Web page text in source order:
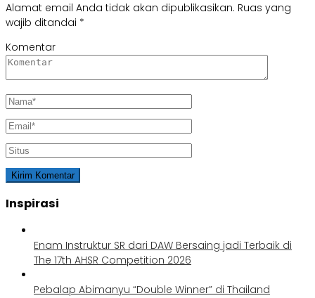
Alamat email Anda tidak akan dipublikasikan. Ruas yang
wajib ditandai *
Komentar
Inspirasi
Enam Instruktur SR dari DAW Bersaing jadi Terbaik di
The 17th AHSR Competition 2026
Pebalap Abimanyu “Double Winner” di Thailand